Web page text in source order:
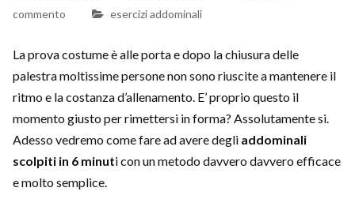
commento
esercizi addominali
La prova costume è alle porta e dopo la chiusura delle
palestra moltissime persone non sono riuscite a mantenere il
ritmo e la costanza d’allenamento. E’ proprio questo il
momento giusto per rimettersi in forma? Assolutamente si.
Adesso vedremo come fare ad avere degli addominali
scolpiti in 6 minuti con un metodo davvero davvero efficace
e molto semplice.